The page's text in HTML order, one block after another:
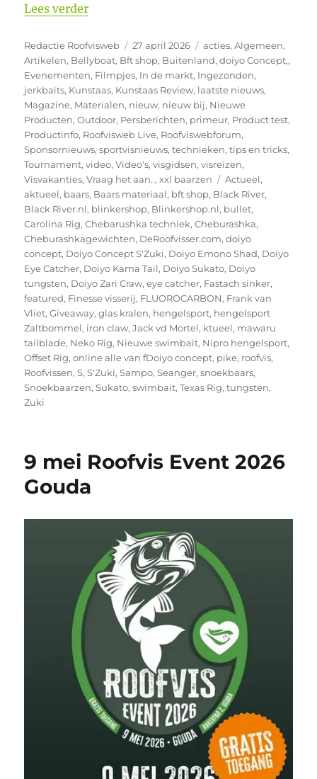
Lees verder“1e Tackle News video Doiyo Eye
Auteur
Redactie Roofvisweb
Geplaatst
op
27 april 2026 Categorieën
acties,Algemeen,
Artikelen, Bellyboat, Bft shop, Buitenland,doiyo Concept,,
Evenementen, Filmpjes, In de markt, Ingezonden,
jerkbaits, Kunstaas, Kunstaas Review, laatste nieuws,
Magazine, Materialen, nieuw, nieuw bij, Nieuwe
Producten,Outdoor, Persberichten, primeur, Product test,
Productinfo, Roofvisweb Live, Roofviswebforum,
Sponsornieuws,sportvisnieuws,technieken,tips en tricks,
Tournament,video,Video's,visgidsen,visreizen,
Visvakanties,Vraag het aan..,xxl baarzen Tags
Actueel,
aktueel, baars, Baars materiaal, bft shop, Black River,
Black River.nl, blinkershop, Blinkershop.nl, bullet,
Carolina Rig,Chebarushka techniek,Cheburashka,
Cheburashkagewichten, DeRoofvisser.com,doiyo
concept, Doiyo Concept S'Zuki, Doiyo Emono Shad, Doiyo
Eye Catcher, Doiyo Kama Tail, Doiyo Sukato, Doiyo
tungsten, Doiyo Zari Craw,eye catcher, Fastach sinker,
featured, Finesse visserij, FLUOROCARBON, Frank van
Vliet,Giveaway,glas kralen, hengelsport, hengelsport
Zaltbommel, iron claw,Jack vd Mortel, ktueel, mawaru
tailblade, Neko Rig, Nieuwe swimbait, Nipro hengelsport,
Offset Rig,online alle van fDoiyo concept, pike, roofvis,
Roofvissen,S,S'Zuki,Sampo,Seanger,snoekbaars,
Snoekbaarzen,Sukato,swimbait,Texas Rig,tungsten,
Zuki
9 mei Roofvis Event 2026
Gouda